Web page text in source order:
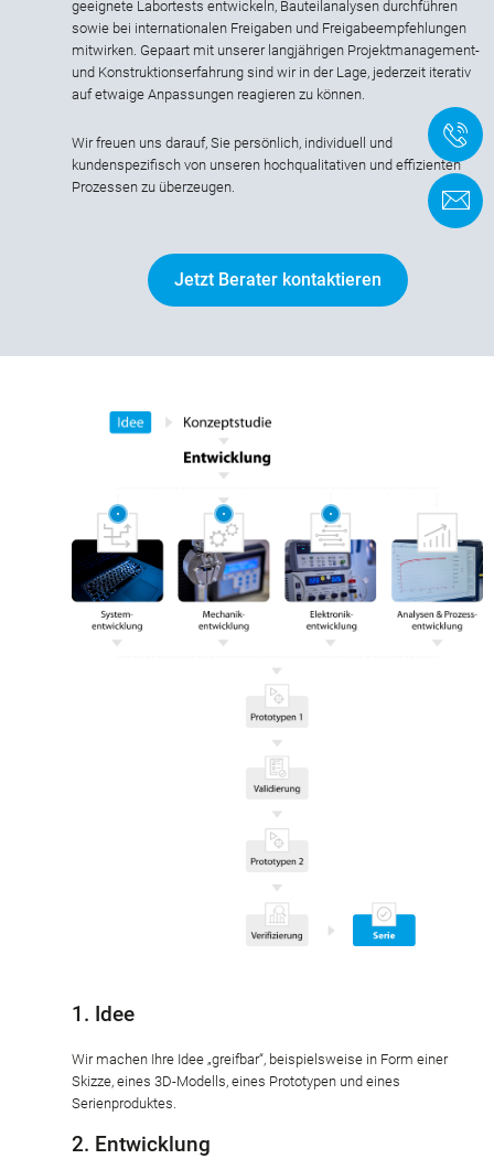
geeignete Labortests entwickeln, Bauteilanalysen durchführen
sowie bei internationalen Freigaben und Freigabeempfehlungen
mitwirken. Gepaart mit unserer langjährigen Projektmanagement-
und Konstruktionserfahrung sind wir in der Lage, jederzeit iterativ
auf etwaige Anpassungen reagieren zu können.
Wir freuen uns darauf, Sie persönlich, individuell und
kundenspezifisch von unseren hochqualitativen und effizienten
Prozessen zu überzeugen.
Jetzt Berater kontaktieren
1. Idee
Wir machen Ihre Idee „greifbar“, beispielsweise in Form einer
Skizze, eines 3D-Modells, eines Prototypen und eines
Serienproduktes.
2. Entwicklung